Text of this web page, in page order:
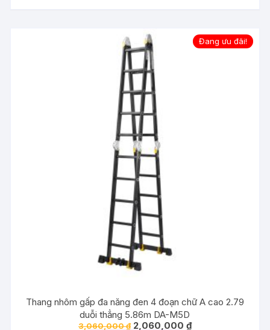
Đang ưu đãi!
Thang nhôm gấp đa năng đen 4 đoạn chữ A cao 2.79
duỗi thẳng 5.86m DA-M5D
3,060,000₫ Giá
2,060,000 ₫Giá